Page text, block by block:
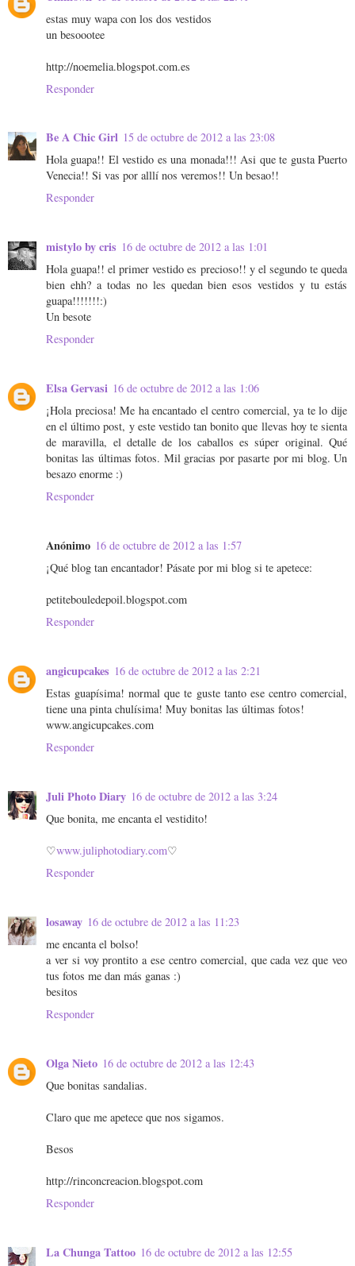
estas muy wapa con los dos vestidos
un besoootee
http://noemelia.blogspot.com.es
Responder
Be A Chic Girl 15 de octubre de 2012 a las 23:08
Hola guapa!! El vestido es una monada!!! Asi que te gusta Puerto
Venecia!! Si vas por alllí nos veremos!! Un besao!!
Responder
mistylo by cris 16 de octubre de 2012 a las 1:01
Hola guapa!! el primer vestido es precioso!! y el segundo te queda
bien ehh? a todas no les quedan bien esos vestidos y tu estás
guapa!!!!!!!:)
Un besote
Responder
Elsa Gervasi 16 de octubre de 2012 a las 1:06
¡Hola preciosa! Me ha encantado el centro comercial, ya te lo dije
en el último post, y este vestido tan bonito que llevas hoy te sienta
de maravilla, el detalle de los caballos es súper original. Qué
bonitas las últimas fotos. Mil gracias por pasarte por mi blog. Un
besazo enorme :)
Responder
Anónimo 16 de octubre de 2012 a las 1:57
¡Qué blog tan encantador! Pásate por mi blog si te apetece:
petitebouledepoil.blogspot.com
Responder
angicupcakes 16 de octubre de 2012 a las 2:21
Estas guapísima! normal que te guste tanto ese centro comercial,
tiene una pinta chulísima! Muy bonitas las últimas fotos!
www.angicupcakes.com
Responder
Juli Photo Diary 16 de octubre de 2012 a las 3:24
Que bonita, me encanta el vestidito!
♡www.juliphotodiary.com♡
Responder
losaway 16 de octubre de 2012 a las 11:23
me encanta el bolso!
a ver si voy prontito a ese centro comercial, que cada vez que veo
tus fotos me dan más ganas :)
besitos
Responder
Olga Nieto 16 de octubre de 2012 a las 12:43
Que bonitas sandalias.
Claro que me apetece que nos sigamos.
Besos
http://rinconcreacion.blogspot.com
Responder
La Chunga Tattoo 16 de octubre de 2012 a las 12:55